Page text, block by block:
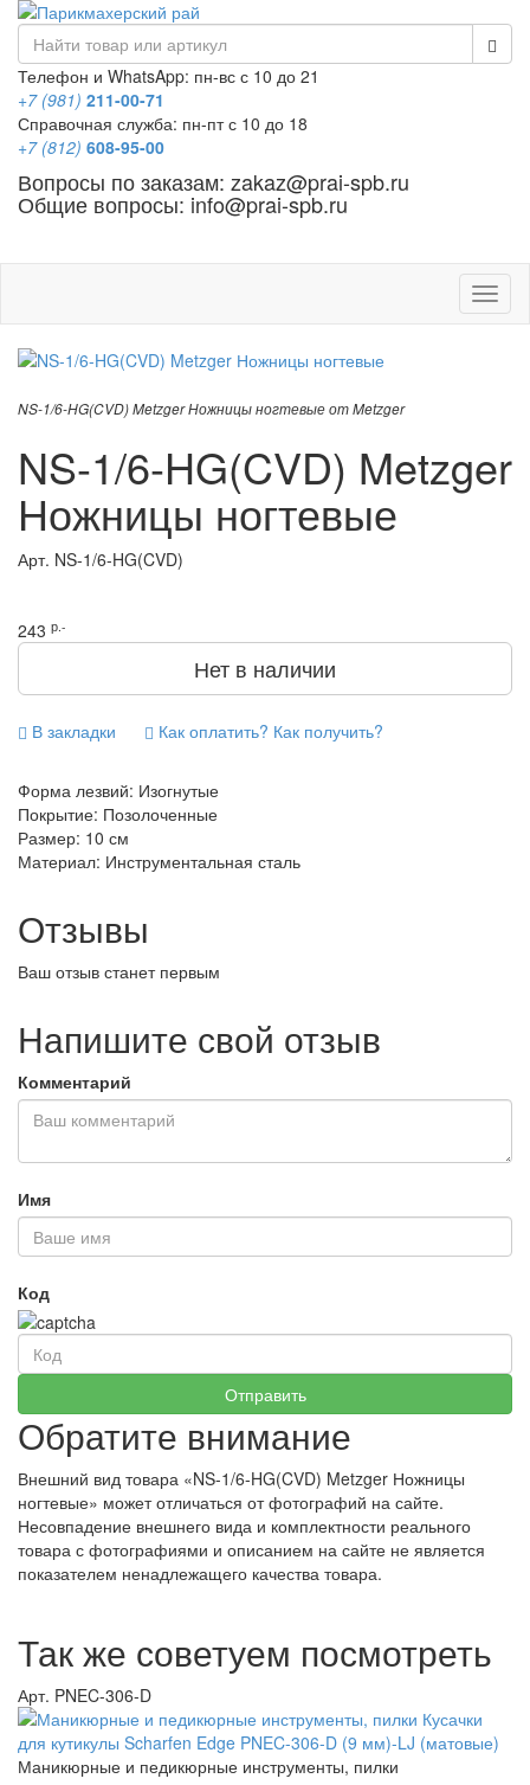
Телефон и WhatsApp: пн-вс с 10 до 21
+7 (981) 211-00-71
Справочная служба: пн-пт с 10 до 18
+7 (812) 608-95-00
Вопросы по заказам: zakaz@prai-spb.ru
Общие вопросы: info@prai-spb.ru
NS-1/6-HG(CVD) Metzger Ножницы ногтевые от Metzger
NS-1/6-HG(CVD) Metzger
Ножницы ногтевые
Арт. NS-1/6-HG(CVD)
243 р.-
Нет в наличии
В закладки Как оплатить? Как получить?
Форма лезвий: Изогнутые
Покрытие: Позолоченные
Размер: 10 см
Материал: Инструментальная сталь
Отзывы
Ваш отзыв станет первым
Напишите свой отзыв
Комментарий
Имя
Код
Обратите внимание
Внешний вид товара «NS-1/6-HG(CVD) Metzger Ножницы
ногтевые» может отличаться от фотографий на сайте.
Несовпадение внешнего вида и комплектности реального
товара с фотографиями и описанием на сайте не является
показателем ненадлежащего качества товара.
Так же советуем посмотреть
Арт. PNEC-306-D
Маникюрные и педикюрные инструменты, пилки